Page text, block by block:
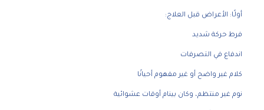
أولًا: الأعراض قبل العلاج:
فرط حركة شديد
اندفاع في التصرفات
كلام غير واضح أو غير مفهوم أحيانًا
نوم غير منتظم، وكان بينام أوقات عشوائية